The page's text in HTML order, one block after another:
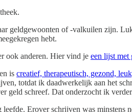
geldgewoonten of -valkuilen zijn.
hebt.
ook anderen. Hier vind je een lijst met
is creatief, therapeutisch, gezond,
totdat ik daadwerkelijk aan het
geld schreef. Dat onderzocht ik
Erover schrijven was minstens